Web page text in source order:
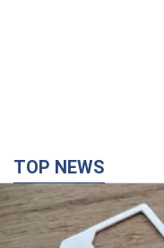
TOP NEWS